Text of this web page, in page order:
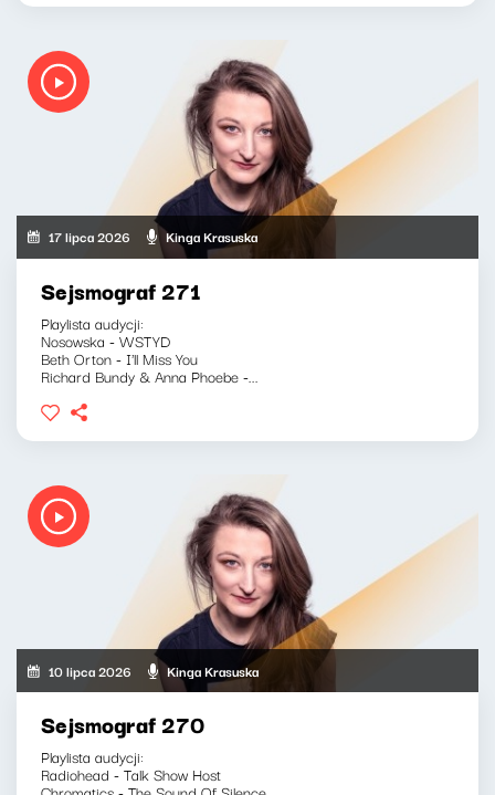
17 lipca 2026 Kinga Krasuska
Sejsmograf 271
Playlista audycji:
Nosowska - WSTYD
Beth Orton - I'll Miss You
Richard Bundy & Anna Phoebe -...
10 lipca 2026 Kinga Krasuska
Sejsmograf 270
Playlista audycji:
Radiohead - Talk Show Host